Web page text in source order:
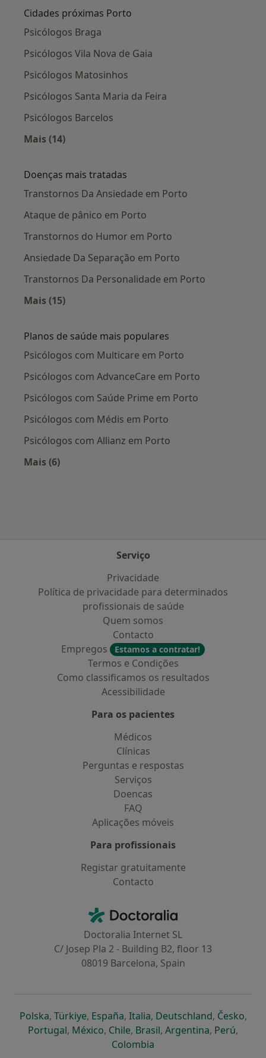
Cidades próximas Porto
Psicólogos Braga
Psicólogos Vila Nova de Gaia
Psicólogos Matosinhos
Psicólogos Santa Maria da Feira
Psicólogos Barcelos
Mais (14)
Doenças mais tratadas
Transtornos Da Ansiedade em Porto
Ataque de pânico em Porto
Transtornos do Humor em Porto
Ansiedade Da Separação em Porto
Transtornos Da Personalidade em Porto
Mais (15)
Planos de saúde mais populares
Psicólogos com Multicare em Porto
Psicólogos com AdvanceCare em Porto
Psicólogos com Saúde Prime em Porto
Psicólogos com Médis em Porto
Psicólogos com Allianz em Porto
Mais (6)
Serviço
Privacidade
Política de privacidade para determinados
profissionais de saúde
Quem somos
Contacto
Empregos
Estamos a contratar!
Termos e Condições
Como classificamos os resultados
Acessibilidade
Para os pacientes
Médicos
Clínicas
Perguntas e respostas
Serviços
Doencas
FAQ
Aplicações móveis
Para profissionais
Registar gratuitamente
Contacto
Doctoralia - Homepage
Doctoralia Internet SL
C/ Josep Pla 2 - Building B2, floor 13
08019 Barcelona, Spain
Polskaabre num novo separador
, Türkiyeabre num novo separador
, Españaabre num novo separador
, Italiaabre num novo
, Deutschlandabre num
, Česko,
Portugalabre num novo separador
, Méxicoabre num novo separador
, Chileabre num novo separador
, Brasilabre num novo
, Argentinaabre num
, Perúabre
,
Colombia